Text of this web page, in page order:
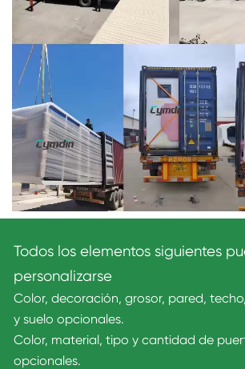
Todos los elementos siguientes
personalizarse
Color, decoración, grosor, pared,
y suelo opcionales.
Color, material, tipo y cantidad de
opcionales.